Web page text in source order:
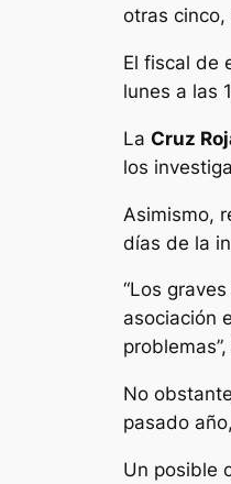
otras
El fiscal de
lunes a las
La Cruz
los
Asimismo,
días de la
“Los
asociación
No
pasado
Un posible